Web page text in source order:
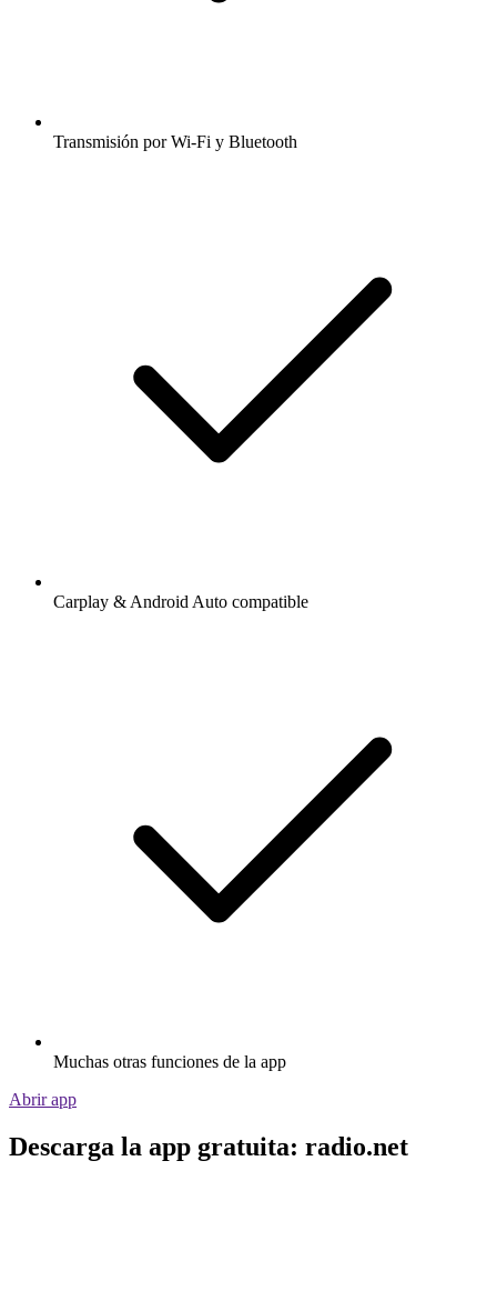
Transmisión por Wi-Fi y Bluetooth
Carplay & Android Auto compatible
Muchas otras funciones de la app
Abrir app
Descarga la app gratuita: radio.net